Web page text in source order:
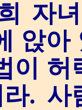
자
앉
이
.